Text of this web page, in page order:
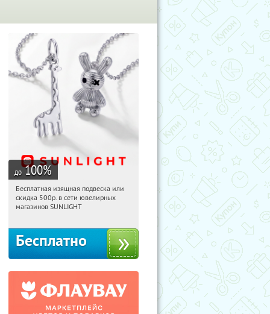
до 100%
19:58:44 Получили:
Россия
Бесплатная изящная подвеска или
скидка 500р. в сети ювелирных
магазинов SUNLIGHT
Бесплатно